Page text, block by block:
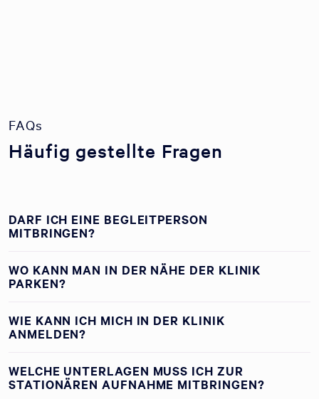
FAQs
Häufig gestellte Fragen
DARF ICH EINE BEGLEITPERSON
MITBRINGEN?
WO KANN MAN IN DER NÄHE DER KLINIK
PARKEN?
WIE KANN ICH MICH IN DER KLINIK
ANMELDEN?
WELCHE UNTERLAGEN MUSS ICH ZUR
STATIONÄREN AUFNAHME MITBRINGEN?